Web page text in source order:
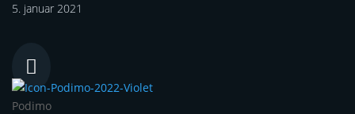
5. januar 2021

Podimo